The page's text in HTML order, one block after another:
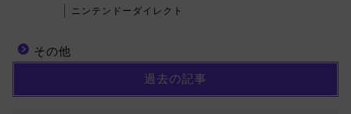
ニンテンドーダイレクト
その他
過去の記事